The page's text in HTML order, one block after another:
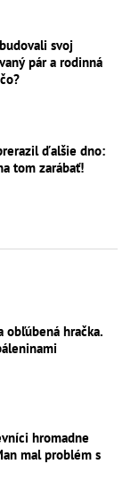
svoj
pár a rodinná
ďalšie dno:
tom zarábať!
obľúbená hračka.
hromadne
mal problém s